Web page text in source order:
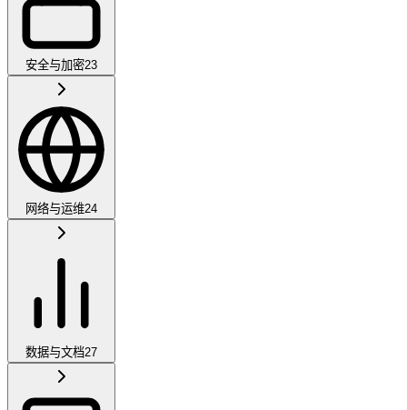
安全与加密23
网络与运维24
数据与文档27